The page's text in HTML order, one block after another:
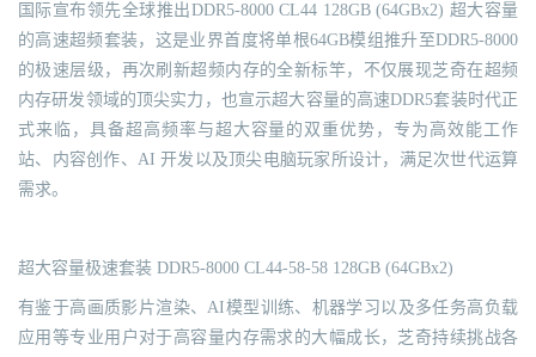
国际宣布领先全球推出DDR5-8000 CL44 128GB (64GBx2) 超大容量
的高速超频套装，这是业界首度将单根64GB模组推升至DDR5-8000
的极速层级，再次刷新超频内存的全新标竿，不仅展现芝奇在超频
内存研发领域的顶尖实力，也宣示超大容量的高速DDR5套装时代正
式来临，具备超高频率与超大容量的双重优势，专为高效能工作
站、内容创作、AI 开发以及顶尖电脑玩家所设计，满足次世代运算
需求。
超大容量极速套装 DDR5-8000 CL44-58-58 128GB (64GBx2)
有鉴于高画质影片渲染、AI模型训练、机器学习以及多任务高负载
应用等专业用户对于高容量内存需求的大幅成长，芝奇持续挑战各